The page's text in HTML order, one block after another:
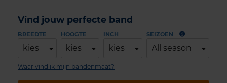
Vind jouw perfecte band
BREEDTE
kies
HOOGTE
kies
INCH
kies
SEIZOEN
All season
Waar vind ik mijn bandenmaat?